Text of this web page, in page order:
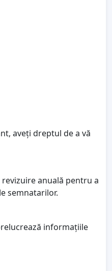
aveți dreptul de a vă
anuală pentru a
semnatarilor.
informațiile